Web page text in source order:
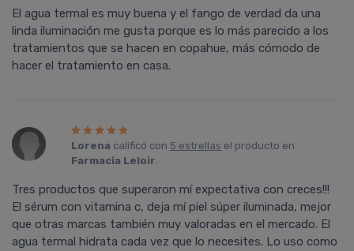
El agua termal es muy buena y el fango de verdad da una
linda iluminación me gusta porque es lo más parecido a los
tratamientos que se hacen en copahue, más cómodo de
hacer el tratamiento en casa.
Lorena calificó con 5 estrellas el producto en
Farmacia Leloir.
Tres productos que superaron mí expectativa con creces!!!
El sérum con vitamina c, deja mí piel súper iluminada, mejor
que otras marcas también muy valoradas en el mercado. El
agua termal hidrata cada vez que lo necesites. Lo uso como